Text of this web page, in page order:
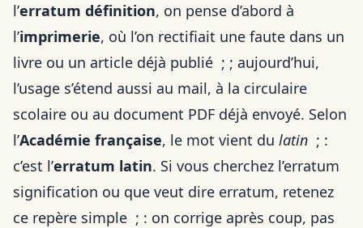
l’erratum définition, on pense d’abord à
l’imprimerie, où l’on rectifiait une faute dans un
livre ou un article déjà publié ; ; aujourd’hui,
l’usage s’étend aussi au mail, à la circulaire
scolaire ou au document PDF déjà envoyé. Selon
l’Académie française, le mot vient du latin ; :
c’est l’erratum latin. Si vous cherchez l’erratum
signification ou que veut dire erratum, retenez
ce repère simple ; : on corrige après coup, pas